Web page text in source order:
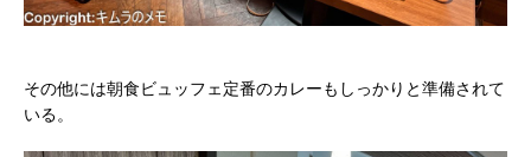
その他には朝食ビュッフェ定番のカレーもしっかりと準備されて
いる。